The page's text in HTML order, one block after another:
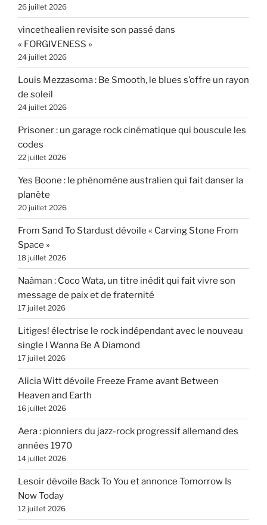
26 juillet 2026
vincethealien revisite son passé dans
« FORGIVENESS »
24 juillet 2026
Louis Mezzasoma : Be Smooth, le blues s’offre un rayon
de soleil
24 juillet 2026
Prisoner : un garage rock cinématique qui bouscule les
codes
22 juillet 2026
Yes Boone : le phénomène australien qui fait danser la
planète
20 juillet 2026
From Sand To Stardust dévoile « Carving Stone From
Space »
18 juillet 2026
Naâman : Coco Wata, un titre inédit qui fait vivre son
message de paix et de fraternité
17 juillet 2026
Litiges! électrise le rock indépendant avec le nouveau
single I Wanna Be A Diamond
17 juillet 2026
Alicia Witt dévoile Freeze Frame avant Between
Heaven and Earth
16 juillet 2026
Aera : pionniers du jazz-rock progressif allemand des
années 1970
14 juillet 2026
Lesoir dévoile Back To You et annonce Tomorrow Is
Now Today
12 juillet 2026